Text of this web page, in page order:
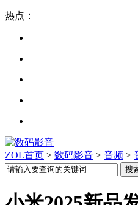
热点：
ZOL首页 > 数码影音 > 音频 >